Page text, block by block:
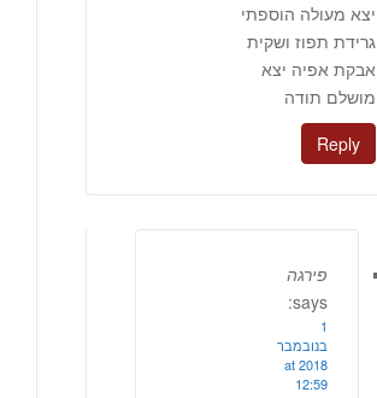
יצא מעולה הוספתי
גרידת תפוז ושקית
אבקת אפיה יצא
מושלם תודה
Reply
פירגה
says:
1
בנובמבר
2018 at
12:59